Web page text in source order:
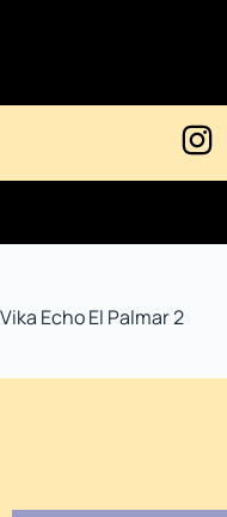
Vika Echo El Palmar 2